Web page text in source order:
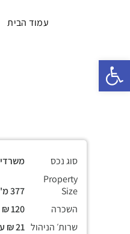
פתח סרגל נגישות
עמוד הבית
סוג נכס
Property
Size
השכרה
שרות׳ הניהול